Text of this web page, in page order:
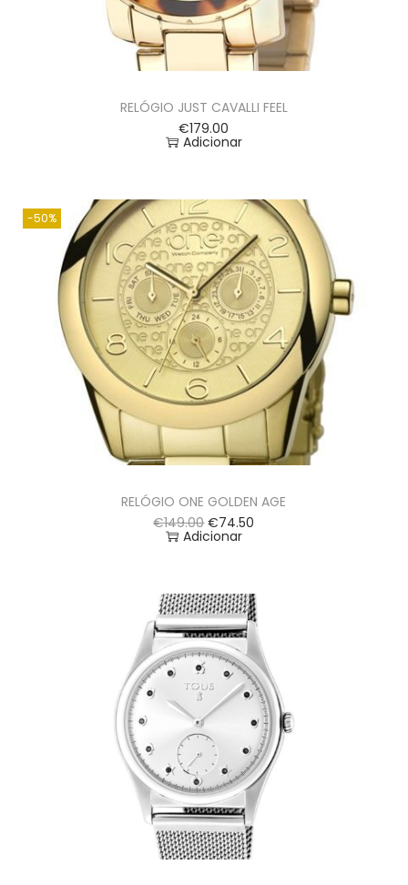
RELÓGIO JUST CAVALLI FEEL
€179.00
Adicionar
-50%
RELÓGIO ONE GOLDEN AGE
€149.00 €74.50
Adicionar